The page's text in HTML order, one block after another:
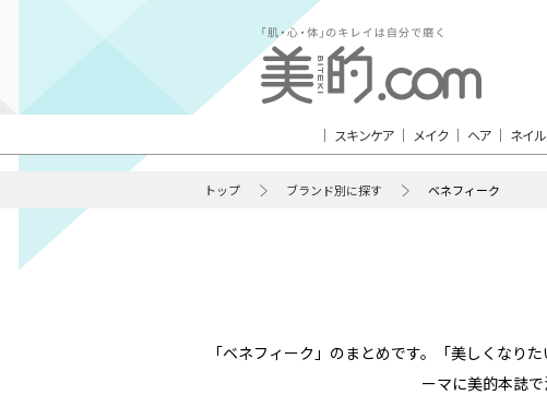
スキンケア メイク ヘア ネイル
トップ ブランド別に探す ベネフィーク
「ベネフィーク」のまとめです。「美しくなり
ーマに美的本誌